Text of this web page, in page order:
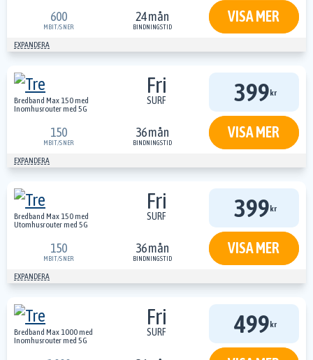
600
MBIT/SNER
24 mån
BINDNINGSTID
VISA MER
EXPANDERA
Bredband Max 150 med
Inomhusrouter med 5G
Fri
SURF 399 kr
150
MBIT/SNER
36 mån
BINDNINGSTID
VISA MER
EXPANDERA
Bredband Max 150 med
Utomhusrouter med 5G
Fri
SURF 399 kr
150
MBIT/SNER
36 mån
BINDNINGSTID
VISA MER
EXPANDERA
Bredband Max 1000 med
Inomhusrouter med 5G
Fri
SURF 499 kr